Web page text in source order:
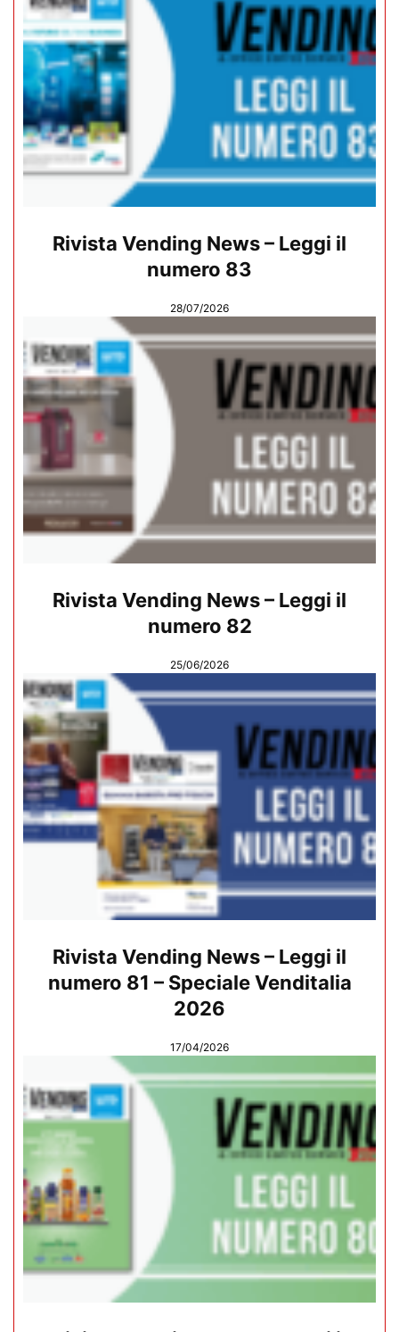
Rivista Vending News – Leggi il
numero 83
28/07/2026
Rivista Vending News – Leggi il
numero 82
25/06/2026
Rivista Vending News – Leggi il
numero 81 – Speciale Venditalia
2026
17/04/2026